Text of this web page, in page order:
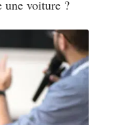
une voiture ?